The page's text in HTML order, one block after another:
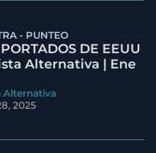
- PUNTEO
DE EEUU
Alternativa | Ene
Alternativa
2025